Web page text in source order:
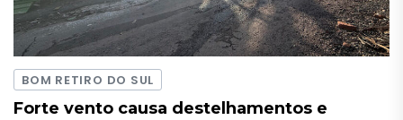
BOM RETIRO DO SUL
Forte vento causa destelhamentos e